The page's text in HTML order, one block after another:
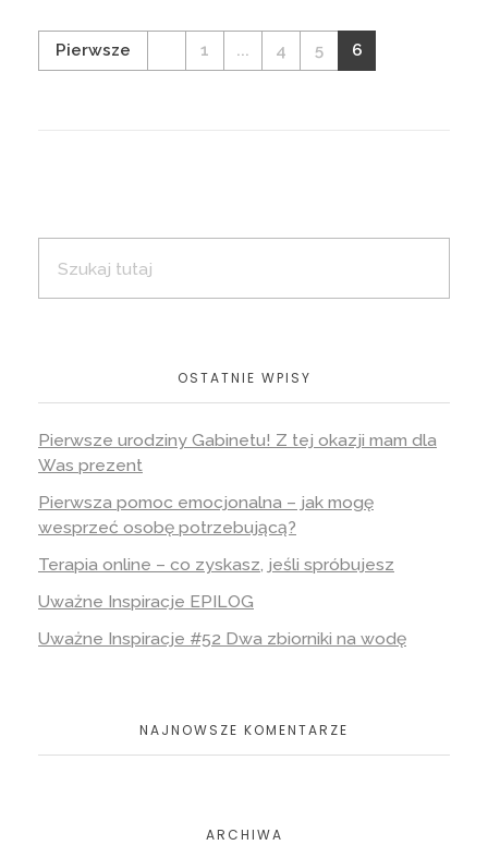
Pierwsze 1 ... 4 5 6
OSTATNIE WPISY
Pierwsze urodziny Gabinetu! Z tej okazji mam dla
Was prezent
Pierwsza pomoc emocjonalna – jak mogę
wesprzeć osobę potrzebującą?
Terapia online – co zyskasz, jeśli spróbujesz
Uważne Inspiracje EPILOG
Uważne Inspiracje #52 Dwa zbiorniki na wodę
NAJNOWSZE KOMENTARZE
ARCHIWA